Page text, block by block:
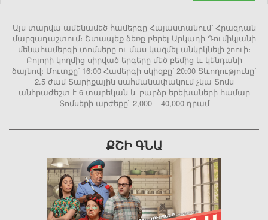
Այս տարվա ամենամեծ համերգը Հայաստանում՝ Հրազդան
մարզադաշտում։ Շտապեք ձեռք բերել Արկադի Դումիկյանի
մենահամերգի տոմսերը ու մաս կազմել անկրկնելի շոուի։
Բոլորի կողմից սիրված երգերը մեծ բեմից և կենդանի
ձայնով։ Մուտքը՝ 16:00 Համերգի սկիզբը՝ 20:00 Տևողությունը՝
2.5 ժամ Տարիքային սահմանափակում չկա Տոմս
անհրաժեշտ է 6 տարեկան և բարձր երեխաների համար
Տոմսերի արժեքը` 2,000 – 40,000 դրամ
ՔՇԻ ԳՆԱ